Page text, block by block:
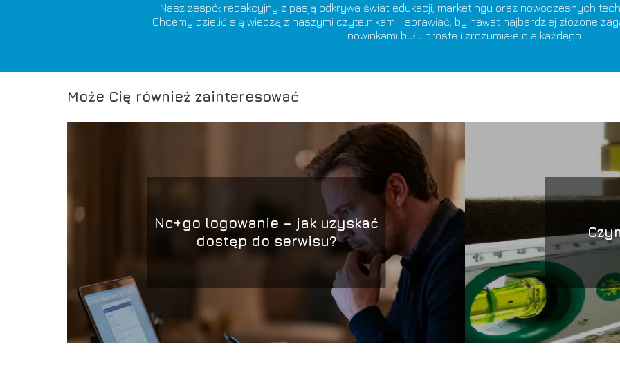
Nasz zespół redakcyjny z pasją odkrywa świat edukacji, marketingu oraz nowoczesnych
Chcemy dzielić się wiedzą z naszymi czytelnikami i sprawiać, by nawet najbardziej złożone
nowinkami były proste i zrozumiałe dla każdego.
Może Cię również zainteresować
Nc+go logowanie – jak uzyskać
dostęp do serwisu?